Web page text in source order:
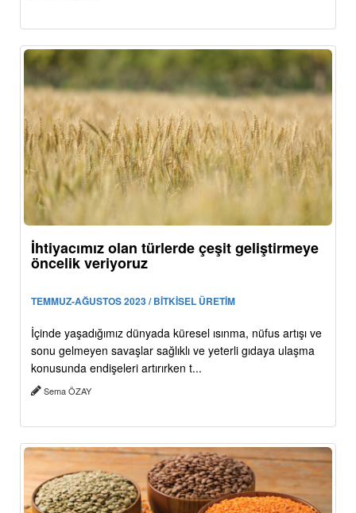
İhtiyacımız olan türlerde çeşit geliştirmeye
öncelik veriyoruz
TEMMUZ-AĞUSTOS 2023 / BİTKİSEL ÜRETİM
İçinde yaşadığımız dünyada küresel ısınma, nüfus artışı ve
sonu gelmeyen savaşlar sağlıklı ve yeterli gıdaya ulaşma
konusunda endişeleri artırırken t...
Sema ÖZAY